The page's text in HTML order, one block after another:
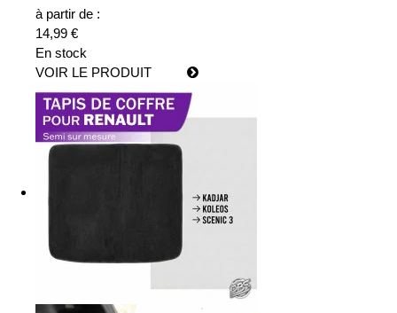
à partir de :
14,99 €
En stock
VOIR LE PRODUIT